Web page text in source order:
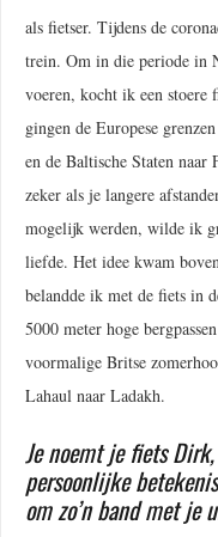
als fietser. Tijdens de
trein. Om in die periode in
voeren, kocht ik een stoere
gingen de Europese
en de Baltische Staten
zeker als je langere
mogelijk werden, wilde ik
liefde. Het idee kwam
belandde ik met de fiets in
5000 meter hoge
voormalige Britse
Lahaul naar Ladakh.
Je noemt je fiets
persoonlijke
om zo’n band met